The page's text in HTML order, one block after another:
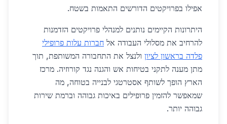
אפילו בפרויקטים הדורשים התאמות בשטח.
היתרונות הקיימים נותנים למנהלי פרויקטים הזדמנות
להרחיב את מסלולי העבודה אל חברות עלות פרופילי
פלדה בראשון לציון ולנצל את התחבורה המשותפת, תוך
מתן מענה לתקני בטיחות אש והגנה נגד קורוזיה. מרכז
הארץ הופך לשותף אסטרטגי לבנייה בטוחה, מה
שמאפשר להזמין פרופילים באיכות גבוהה וברמת שירות
גבוהה יותר.